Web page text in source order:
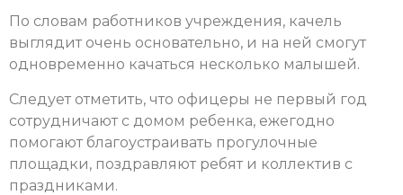
По словам работников учреждения, качель
выглядит очень основательно, и на ней смогут
одновременно качаться несколько малышей.
Следует отметить, что офицеры не первый год
сотрудничают с домом ребенка, ежегодно
помогают благоустраивать прогулочные
площадки, поздравляют ребят и коллектив с
праздниками.